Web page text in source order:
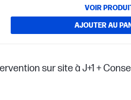
VOIR
AJOUTER AU
sur site à J+1 +